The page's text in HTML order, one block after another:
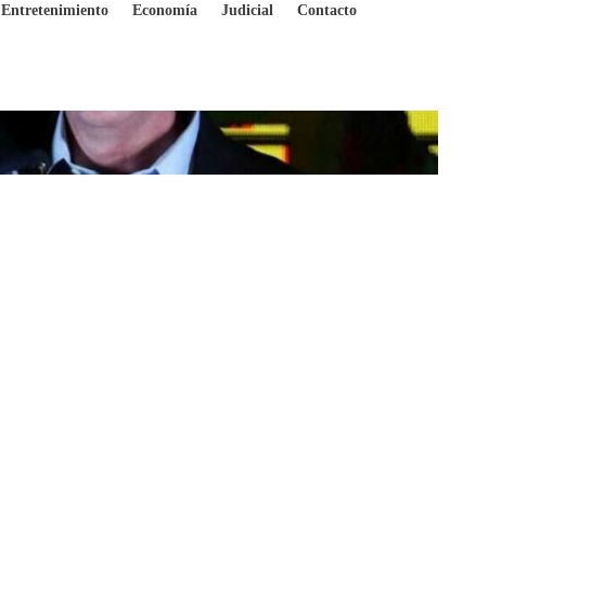
Entretenimiento Economía Judicial Contacto